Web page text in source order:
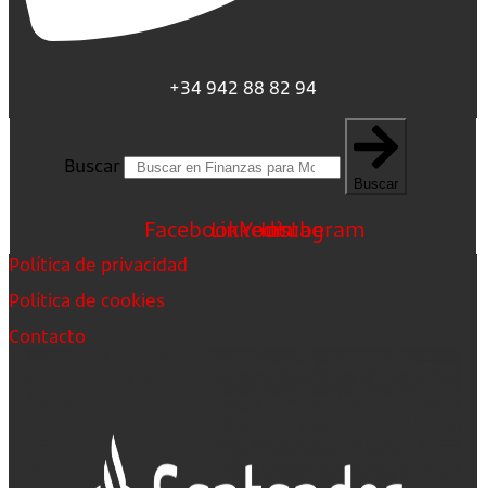
+34 942 88 82 94
Buscar
Buscar
FacebookLinkedin
Youtube
Instagram
Política de privacidad
Política de cookies
Contacto